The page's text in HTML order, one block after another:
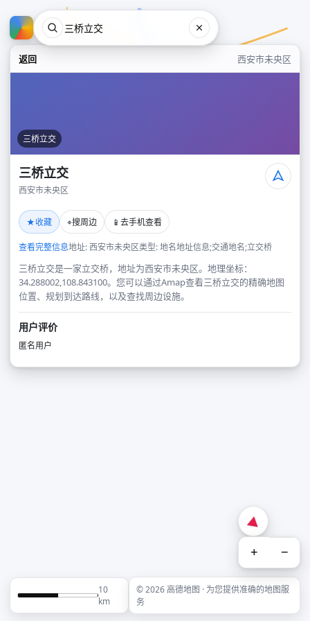
返回 西安市未央区
三桥立交
三桥立交
西安市未央区
★收藏 ⌖搜周边 📱 去手机查看
查看完整信息地址: 西安市未央区类型: 地名地址信息;交通地名;立交桥
三桥立交是一家立交桥，地址为西安市未央区。地理坐标：
34.288002,108.843100。您可以通过Amap查看三桥立交的精确地图
位置、规划到达路线，以及查找周边设施。
用户评价
匿名用户
+ −
10
km
© 2026 高德地图 · 为您提供准确的地图服
务